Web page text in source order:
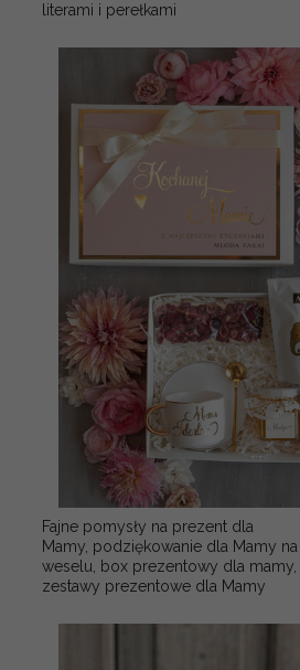
literami i perełkami
Fajne pomysły na prezent dla
Mamy, podziękowanie dla Mamy na
weselu, box prezentowy dla mamy,
zestawy prezentowe dla Mamy